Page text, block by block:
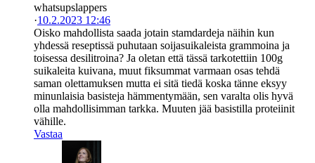
whatsupslappers
·10.2.2023 12:46
Oisko mahdollista saada jotain stamdardeja näihin kun
yhdessä reseptissä puhutaan soijasuikaleista grammoina ja
toisessa desilitroina? Ja oletan että tässä tarkotettiin 100g
suikaleita kuivana, muut fiksummat varmaan osas tehdä
saman olettamuksen mutta ei sitä tiedä koska tänne eksyy
minunlaisia basisteja hämmentymään, sen varalta olis hyvä
olla mahdollisimman tarkka. Muuten jää basistilla proteiinit
vähille.
Vastaa